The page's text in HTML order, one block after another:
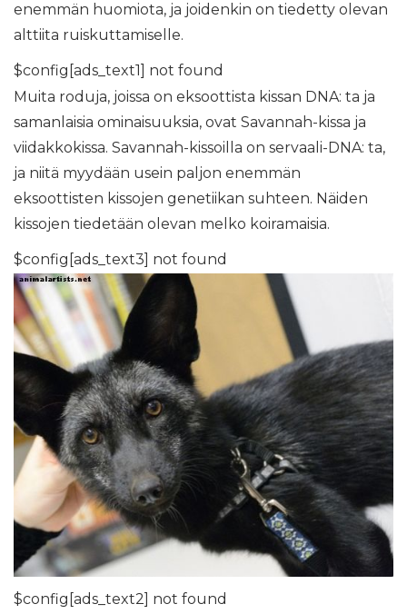
enemmän huomiota, ja joidenkin on tiedetty olevan
alttiita ruiskuttamiselle.
$config[ads_text1] not found
Muita roduja, joissa on eksoottista kissan DNA: ta ja
samanlaisia ​​ominaisuuksia, ovat Savannah-kissa ja
viidakkokissa. Savannah-kissoilla on servaali-DNA: ta,
ja niitä myydään usein paljon enemmän
eksoottisten kissojen genetiikan suhteen. Näiden
kissojen tiedetään olevan melko koiramaisia.
$config[ads_text3] not found
$config[ads_text2] not found